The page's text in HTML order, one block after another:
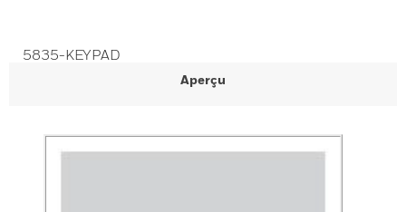
5835-KEYPAD
Aperçu